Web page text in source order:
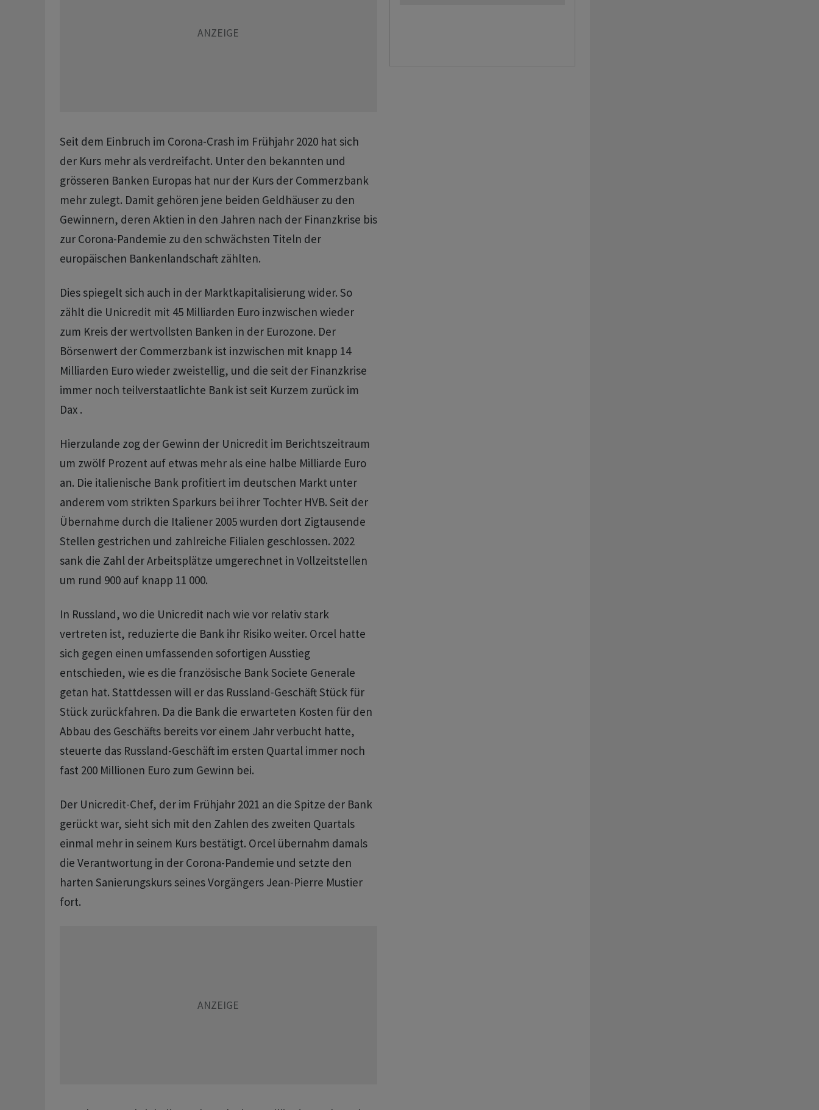
Seit dem Einbruch im Corona-Crash im Frühjahr 2020 hat sich
der Kurs mehr als verdreifacht. Unter den bekannten und
grösseren Banken Europas hat nur der Kurs der Commerzbank
mehr zulegt. Damit gehören jene beiden Geldhäuser zu den
Gewinnern, deren Aktien in den Jahren nach der Finanzkrise bis
zur Corona-Pandemie zu den schwächsten Titeln der
europäischen Bankenlandschaft zählten.
Dies spiegelt sich auch in der Marktkapitalisierung wider. So
zählt die Unicredit mit 45 Milliarden Euro inzwischen wieder
zum Kreis der wertvollsten Banken in der Eurozone. Der
Börsenwert der Commerzbank ist inzwischen mit knapp 14
Milliarden Euro wieder zweistellig, und die seit der Finanzkrise
immer noch teilverstaatlichte Bank ist seit Kurzem zurück im
Dax .
Hierzulande zog der Gewinn der Unicredit im Berichtszeitraum
um zwölf Prozent auf etwas mehr als eine halbe Milliarde Euro
an. Die italienische Bank profitiert im deutschen Markt unter
anderem vom strikten Sparkurs bei ihrer Tochter HVB. Seit der
Übernahme durch die Italiener 2005 wurden dort Zigtausende
Stellen gestrichen und zahlreiche Filialen geschlossen. 2022
sank die Zahl der Arbeitsplätze umgerechnet in Vollzeitstellen
um rund 900 auf knapp 11 000.
In Russland, wo die Unicredit nach wie vor relativ stark
vertreten ist, reduzierte die Bank ihr Risiko weiter. Orcel hatte
sich gegen einen umfassenden sofortigen Ausstieg
entschieden, wie es die französische Bank Societe Generale
getan hat. Stattdessen will er das Russland-Geschäft Stück für
Stück zurückfahren. Da die Bank die erwarteten Kosten für den
Abbau des Geschäfts bereits vor einem Jahr verbucht hatte,
steuerte das Russland-Geschäft im ersten Quartal immer noch
fast 200 Millionen Euro zum Gewinn bei.
Der Unicredit-Chef, der im Frühjahr 2021 an die Spitze der Bank
gerückt war, sieht sich mit den Zahlen des zweiten Quartals
einmal mehr in seinem Kurs bestätigt. Orcel übernahm damals
die Verantwortung in der Corona-Pandemie und setzte den
harten Sanierungskurs seines Vorgängers Jean-Pierre Mustier
fort.